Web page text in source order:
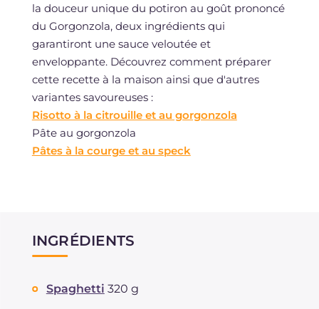
la douceur unique du potiron au goût prononcé
du Gorgonzola, deux ingrédients qui
garantiront une sauce veloutée et
enveloppante. Découvrez comment préparer
cette recette à la maison ainsi que d'autres
variantes savoureuses :
Risotto à la citrouille et au gorgonzola
Pâte au gorgonzola
Pâtes à la courge et au speck
INGRÉDIENTS
Spaghetti 320 g